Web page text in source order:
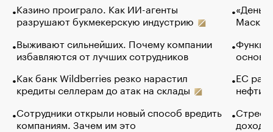
Казино проиграло. Как ИИ-агенты
разрушают букмекерскую индустрию
Выживают сильнейших. Почему компании
избавляются от лучших сотрудников
Как банк Wildberries резко нарастил
кредиты селлерам до атак на склады
Сотрудники открыли новый способ вредить
компаниям. Зачем им это
Маск в
основ
ЕС
нефти